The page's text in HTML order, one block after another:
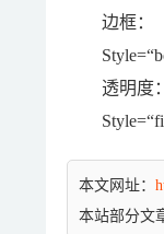
边框：
透明度：
本文网址：
本站部分文